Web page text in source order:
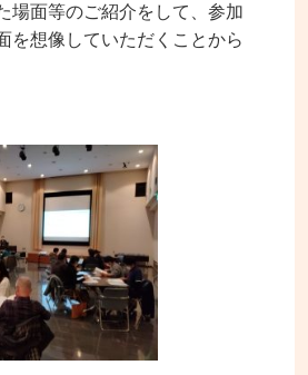
場面等のご紹介をして、参加
を想像していただくことから